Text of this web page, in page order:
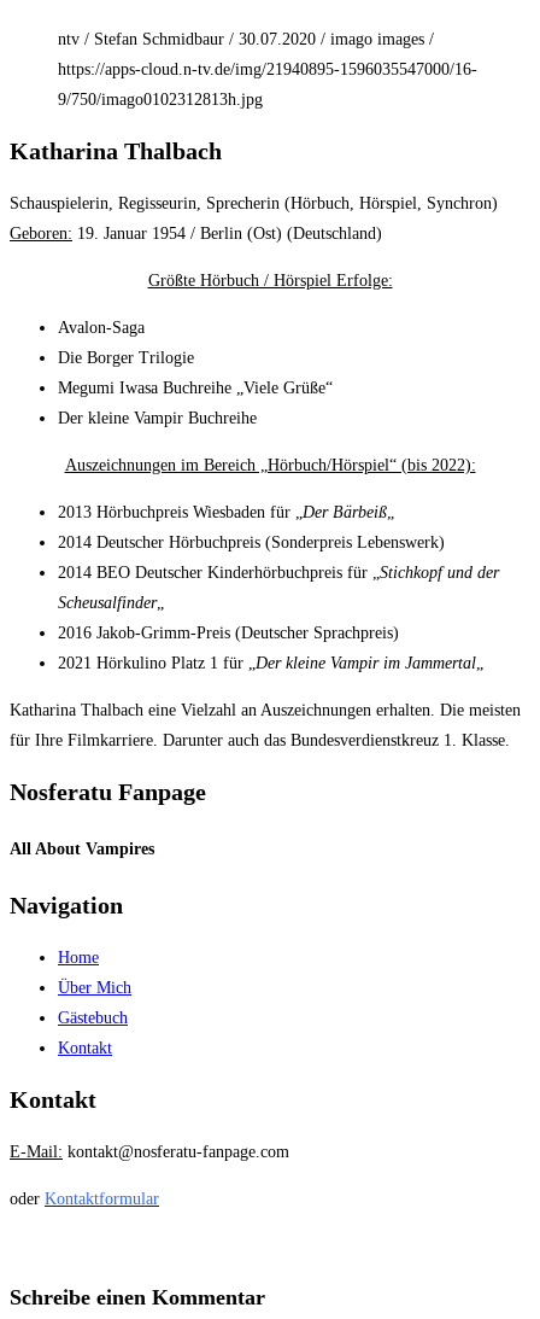
ntv / Stefan Schmidbaur / 30.07.2020 / imago images /
https://apps-cloud.n-tv.de/img/21940895-1596035547000/16-
9/750/imago0102312813h.jpg
Katharina Thalbach
Schauspielerin, Regisseurin, Sprecherin (Hörbuch, Hörspiel, Synchron)
Geboren: 19. Januar 1954 / Berlin (Ost) (Deutschland)
Größte Hörbuch / Hörspiel Erfolge:
Avalon-Saga
Die Borger Trilogie
Megumi Iwasa Buchreihe „Viele Grüße“
Der kleine Vampir Buchreihe
Auszeichnungen im Bereich „Hörbuch/Hörspiel“ (bis 2022):
2013 Hörbuchpreis Wiesbaden für „ Der Bärbeiß
2014 Deutscher Hörbuchpreis (Sonderpreis Lebenswerk)
2014 BEO Deutscher Kinderhörbuchpreis für „ Stichkopf und der
Scheusalfinder„
2016 Jakob-Grimm-Preis (Deutscher Sprachpreis)
2021 Hörkulino Platz 1 für „ Der kleine Vampir im Jammertal
Katharina Thalbach eine Vielzahl an Auszeichnungen erhalten. Die meisten
für Ihre Filmkarriere. Darunter auch das Bundesverdienstkreuz 1. Klasse.
Nosferatu Fanpage
All About Vampires
Navigation
Home
Über Mich
Gästebuch
Kontakt
Kontakt
E-Mail: kontakt@nosferatu-fanpage.com
oder Kontaktformular
Schreibe einen Kommentar